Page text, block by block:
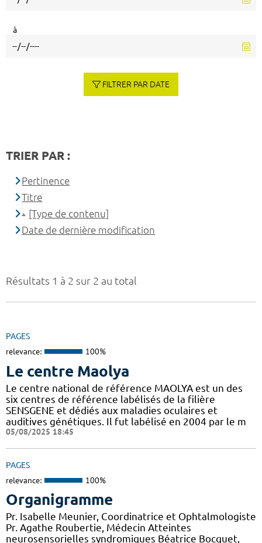
Résultats 1 à 2 sur 2 au total
PAGES
relevance: 100%
Le centre Maolya
Le centre national de référence MAOLYA est un des
six centres de référence labélisés de la filière
SENSGENE et dédiés aux maladies oculaires et
auditives génétiques. Il fut labélisé en 2004 par le m
05/08/2025 18:45
PAGES
relevance: 100%
Organigramme
Pr. Isabelle Meunier, Coordinatrice et Ophtalmologiste
Pr. Agathe Roubertie, Médecin Atteintes
neurosensorielles syndromiques Béatrice Bocquet,
à
FILTRER PAR DATE
TRIER PAR :
Pertinence
Titre
[Type de contenu]
Date de dernière modification